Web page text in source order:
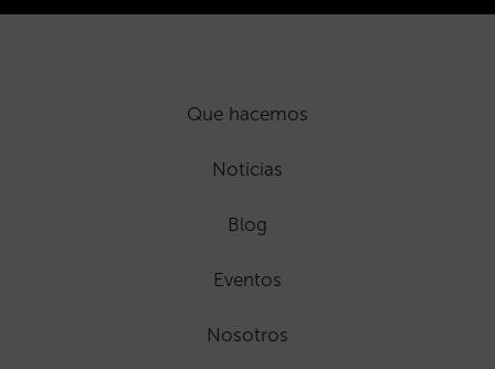
Que hacemos
Noticias
Blog
Eventos
Nosotros